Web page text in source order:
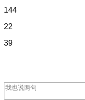
144
22
39